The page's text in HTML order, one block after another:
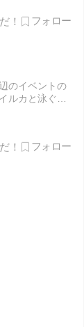
のイベントの
ルカと泳ぐこ